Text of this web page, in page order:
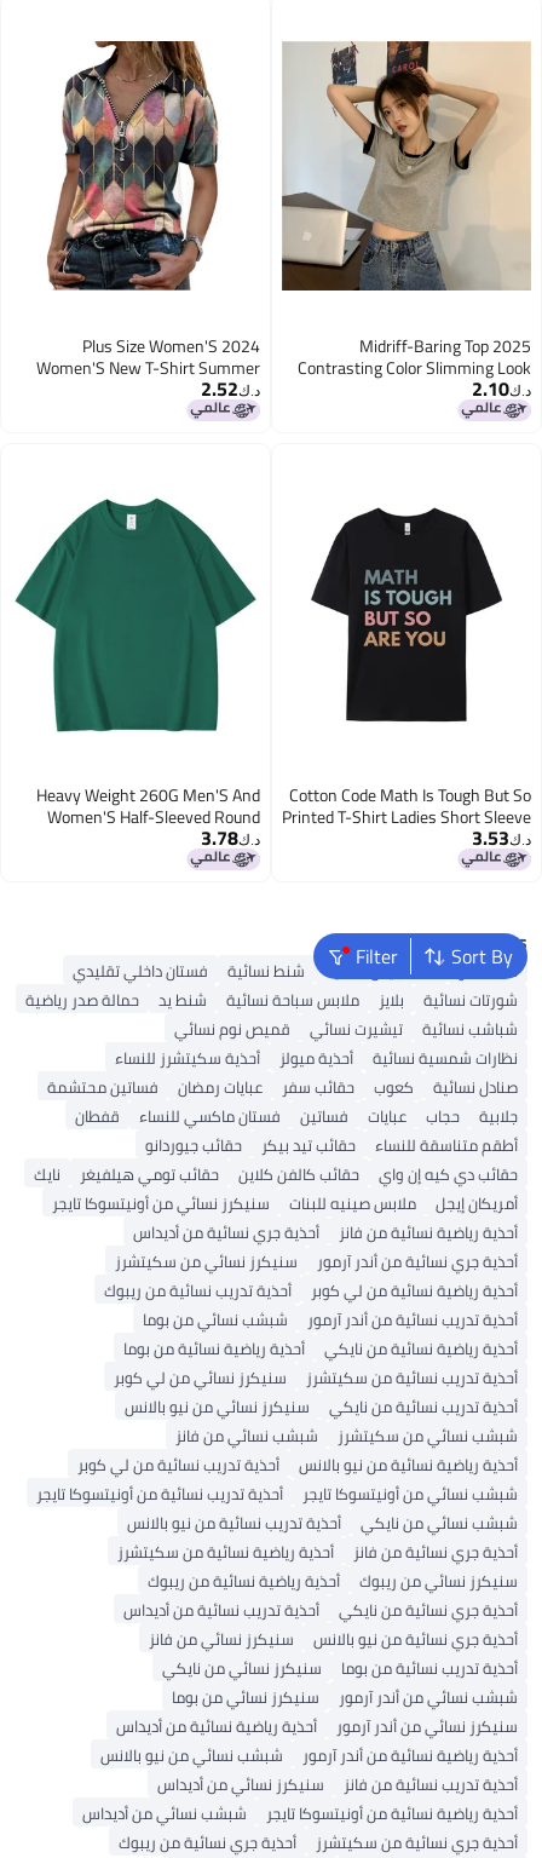
2025 Midriff-Baring Top
Contrasting Color Slimming Look
Short Design Discreet Short-
Sleeved T-Shirt For Women
د.ك‏2.10
Plus Size Women'S 2024
Women'S New T-Shirt Summer
Short-Sleeved Zipper V-Neck
Contrast Printed Base Shirt Top
د.ك‏2.52
Cotton Code Math Is Tough But So
Printed T-Shirt Ladies Short Sleeve
د.ك‏3.53
Heavy Weight 260G Men'S And
Women'S Half-Sleeved Round
Neck Short-Sleeved Pure Color T-
Shirt Trendyy Loose Letters Simple
د.ك‏3.78
Sort By
FilterPopular Searches
شنط ألدو شنط جيس نسائية شنط نسائية
فستان داخلي تقليدي
شورتات نسائية
بلايز ملابس سباحة نسائية شنط يد
حمالة صدر رياضية
شباشب نسائية
تيشيرت نسائي
قميص نوم نسائي
نظارات شمسية نسائية
أحذية ميولز
أحذية سكيتشرز للنساء
صنادل نسائية
كعوب حقائب سفر عبايات رمضان
فساتين محتشمة
جلابية
حجاب عبايات فساتين فستان ماكسي للنساء
قفطان
أطقم متناسقة للنساء
حقائب تيد بيكر
حقائب جيوردانو
حقائب دي كيه إن واي
حقائب كالفن كلاين حقائب تومي هيلفيغر
نايك
أمريكان إيجل
ملابس صينيه للبنات
سنيكرز نسائي من أونيتسوكا تايجر
أحذية رياضية نسائية من فانز
أحذية جري نسائية من أديداس
أحذية جري نسائية من أندر آرمور
سنيكرز نسائي من سكيتشرز
أحذية رياضية نسائية من لي كوبر
أحذية تدريب نسائية من ريبوك
أحذية تدريب نسائية من أندر آرمور
شبشب نسائي من بوما
أحذية رياضية نسائية من نايكي
أحذية رياضية نسائية من بوما
أحذية تدريب نسائية من سكيتشرز
سنيكرز نسائي من لي كوبر
أحذية تدريب نسائية من نايكي
سنيكرز نسائي من نيو بالانس
شبشب نسائي من سكيتشرز
شبشب نسائي من فانز
أحذية رياضية نسائية من نيو بالانس
أحذية تدريب نسائية من لي كوبر
شبشب نسائي من أونيتسوكا تايجر
أحذية تدريب نسائية من أونيتسوكا تايجر
شبشب نسائي من نايكي
أحذية تدريب نسائية من نيو بالانس
أحذية جري نسائية من فانز
أحذية رياضية نسائية من سكيتشرز
سنيكرز نسائي من ريبوك
أحذية رياضية نسائية من ريبوك
أحذية جري نسائية من نايكي
أحذية تدريب نسائية من أديداس
أحذية جري نسائية من نيو بالانس
سنيكرز نسائي من فانز
أحذية تدريب نسائية من بوما
سنيكرز نسائي من نايكي
شبشب نسائي من أندر آرمور
سنيكرز نسائي من بوما
سنيكرز نسائي من أندر آرمور
أحذية رياضية نسائية من أديداس
أحذية رياضية نسائية من أندر آرمور
شبشب نسائي من نيو بالانس
أحذية تدريب نسائية من فانز
سنيكرز نسائي من أديداس
أحذية رياضية نسائية من أونيتسوكا تايجر
شبشب نسائي من أديداس
أحذية جري نسائية من سكيتشرز
أحذية جري نسائية من ريبوك